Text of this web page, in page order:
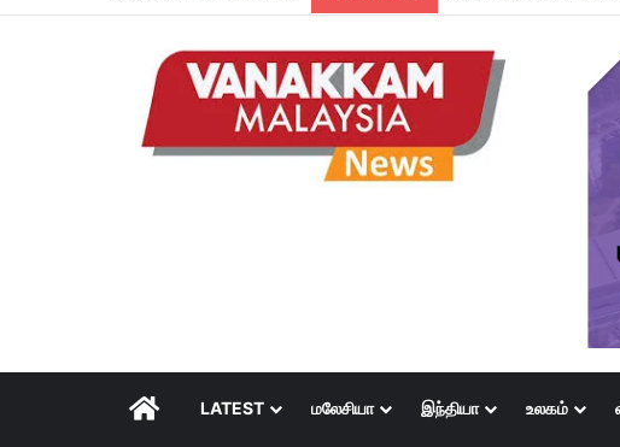
HOMELATEST மலேசியா இந்தியா உலகம்